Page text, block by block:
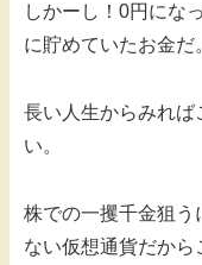
しかーし！0円にな
に貯めていたお金だ
長い人生からみれば
い。
株での一攫千金狙う
ない仮想通貨だから